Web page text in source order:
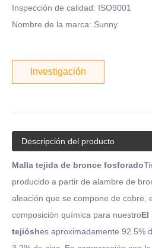
Inspección de calidad: ISO9001
Nombre de la marca: Sunny
Investigación
Descripción del producto
Malla tejida de bronce fosforado
producido a partir de alambre de
aleación que se compone de cobre,
composición química para nuestroEl
tejióshes aproximadamente 92.5%